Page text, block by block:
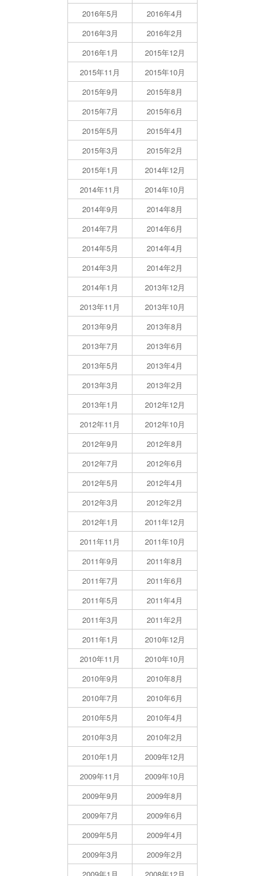
2016年5月
2016年4月
2016年3月
2016年2月
2016年1月
2015年12月
2015年11月
2015年10月
2015年9月
2015年8月
2015年7月
2015年6月
2015年5月
2015年4月
2015年3月
2015年2月
2015年1月
2014年12月
2014年11月
2014年10月
2014年9月
2014年8月
2014年7月
2014年6月
2014年5月
2014年4月
2014年3月
2014年2月
2014年1月
2013年12月
2013年11月
2013年10月
2013年9月
2013年8月
2013年7月
2013年6月
2013年5月
2013年4月
2013年3月
2013年2月
2013年1月
2012年12月
2012年11月
2012年10月
2012年9月
2012年8月
2012年7月
2012年6月
2012年5月
2012年4月
2012年3月
2012年2月
2012年1月
2011年12月
2011年11月
2011年10月
2011年9月
2011年8月
2011年7月
2011年6月
2011年5月
2011年4月
2011年3月
2011年2月
2011年1月
2010年12月
2010年11月
2010年10月
2010年9月
2010年8月
2010年7月
2010年6月
2010年5月
2010年4月
2010年3月
2010年2月
2010年1月
2009年12月
2009年11月
2009年10月
2009年9月
2009年8月
2009年7月
2009年6月
2009年5月
2009年4月
2009年3月
2009年2月